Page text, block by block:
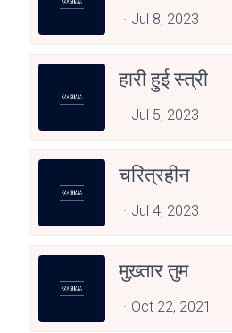
Jul 8, 2023
हारी हुई स्त्री
Jul 5, 2023
चरित्रहीन
Jul 4, 2023
मुख़्तार तुम
Oct 22, 2021